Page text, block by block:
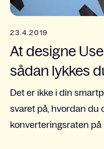
23.4.2019
At designe
sådan lykkes
Det er ikke i din
svaret på, hvordan du
konverteringsraten på